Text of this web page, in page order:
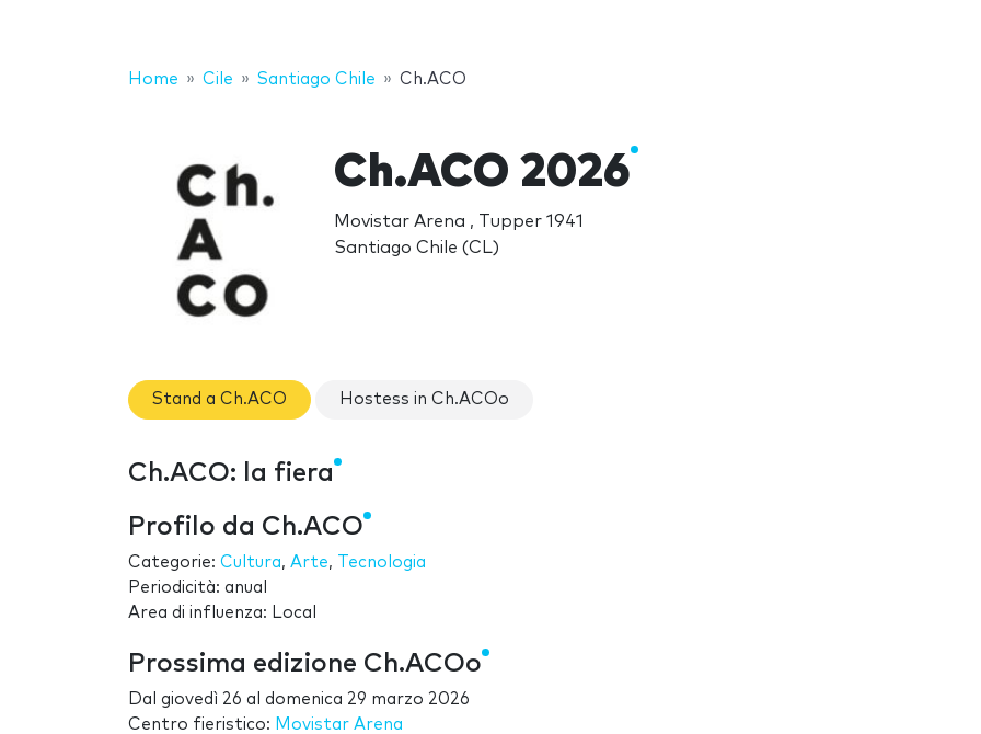
Home Cile Santiago Chile Ch.ACO
Ch.ACO 2026
Movistar Arena , Tupper 1941
Santiago Chile (CL)
Stand a Ch.ACO Hostess in Ch.ACOo
Ch.ACO: la fiera
Profilo da Ch.ACO
Categorie: Cultura, Arte, Tecnologia
Periodicità: anual
Area di influenza: Local
Prossima edizione Ch.ACOo
Dal giovedì 26 al domenica 29 marzo 2026
Centro fieristico: Movistar Arena